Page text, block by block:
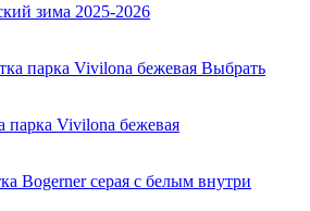
зима 2025-2026
Выбрать
парка Vivilona бежевая